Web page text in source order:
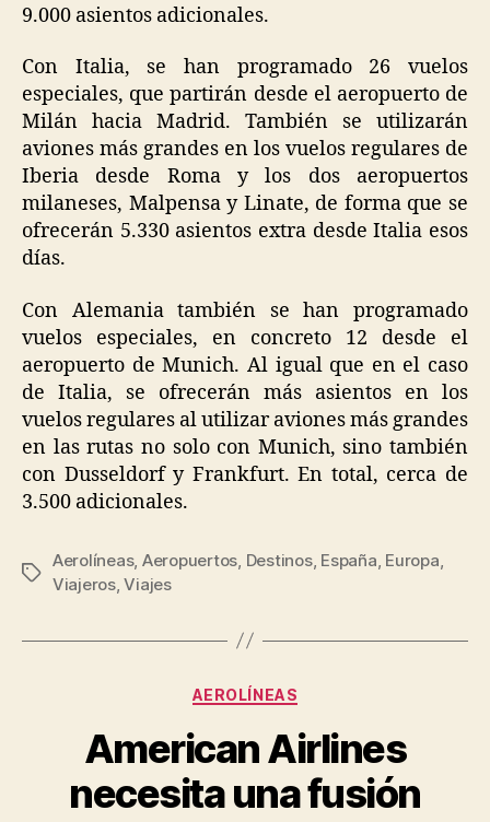
9.000 asientos adicionales.
Con Italia, se han programado 26 vuelos
especiales, que partirán desde el aeropuerto de
Milán hacia Madrid. También se utilizarán
aviones más grandes en los vuelos regulares de
Iberia desde Roma y los dos aeropuertos
milaneses, Malpensa y Linate, de forma que se
ofrecerán 5.330 asientos extra desde Italia esos
días.
Con Alemania también se han programado
vuelos especiales, en concreto 12 desde el
aeropuerto de Munich. Al igual que en el caso
de Italia, se ofrecerán más asientos en los
vuelos regulares al utilizar aviones más grandes
en las rutas no solo con Munich, sino también
con Dusseldorf y Frankfurt. En total, cerca de
3.500 adicionales.
Tags
Aerolíneas, Aeropuertos, Destinos, España, Europa,
Viajeros,Viajes
Categories
AEROLÍNEAS
American Airlines
necesita una fusión